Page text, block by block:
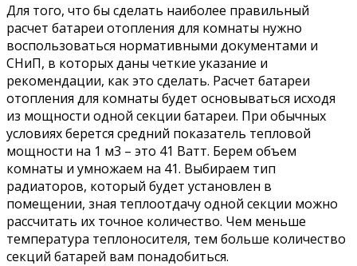
Для того, что бы сделать наиболее правильный
расчет батареи отопления для комнаты нужно
воспользоваться нормативными документами и
СНиП, в которых даны четкие указание и
рекомендации, как это сделать. Расчет батареи
отопления для комнаты будет основываться исходя
из мощности одной секции батареи. При обычных
условиях берется средний показатель тепловой
мощности на 1 м3 – это 41 Ватт. Берем объем
комнаты и умножаем на 41. Выбираем тип
радиаторов, который будет установлен в
помещении, зная теплоотдачу одной секции можно
рассчитать их точное количество. Чем меньше
температура теплоносителя, тем больше количество
секций батарей вам понадобиться.